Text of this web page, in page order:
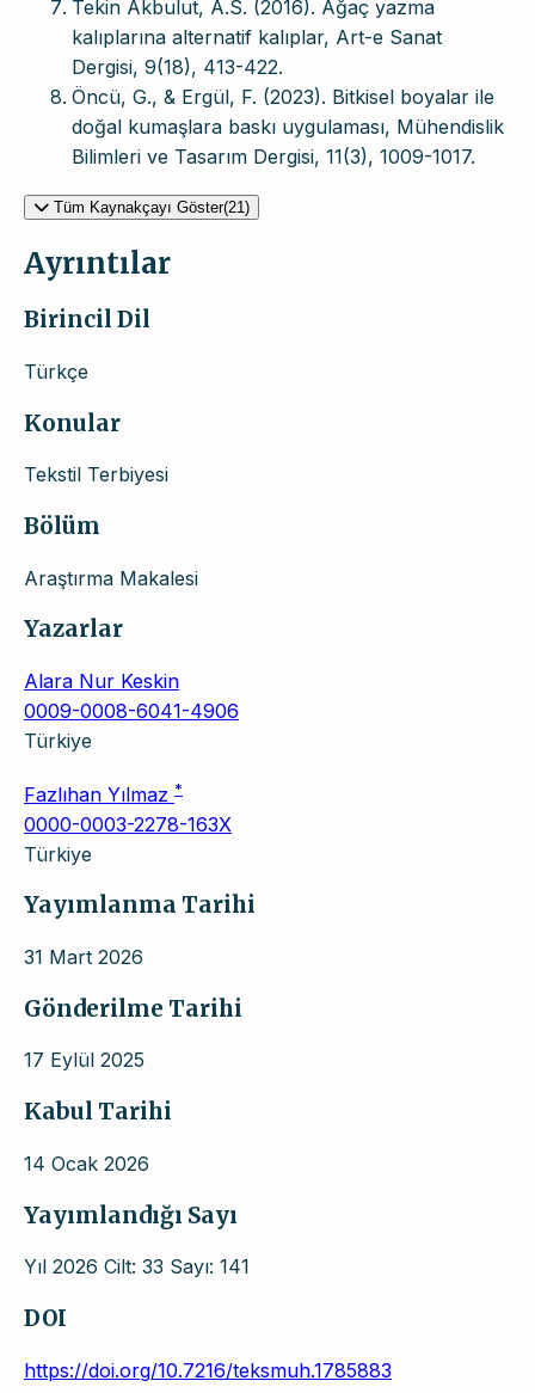
Tekin Akbulut, A.S. (2016). Ağaç yazma
kalıplarına alternatif kalıplar, Art-e Sanat
Dergisi, 9(18), 413-422.
Öncü, G., & Ergül, F. (2023). Bitkisel boyalar ile
doğal kumaşlara baskı uygulaması, Mühendislik
Bilimleri ve Tasarım Dergisi, 11(3), 1009-1017.
Tüm Kaynakçayı Göster(21)
Ayrıntılar
Birincil Dil
Türkçe
Konular
Tekstil Terbiyesi
Bölüm
Araştırma Makalesi
Yazarlar
Alara Nur Keskin
0009-0008-6041-4906
Türkiye
Fazlıhan Yılmaz *
0000-0003-2278-163X
Türkiye
Yayımlanma Tarihi
31 Mart 2026
Gönderilme Tarihi
17 Eylül 2025
Kabul Tarihi
14 Ocak 2026
Yayımlandığı Sayı
Yıl 2026 Cilt: 33 Sayı: 141
DOI
https://doi.org/10.7216/teksmuh.1785883